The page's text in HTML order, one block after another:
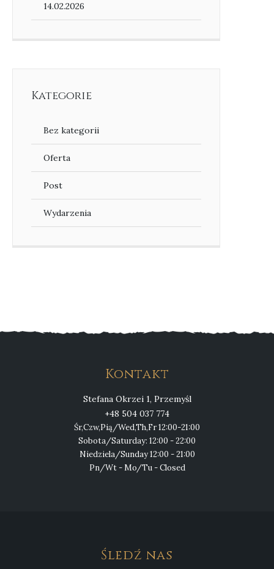
14.02.2026
Kategorie
Bez kategorii
Oferta
Post
Wydarzenia
Kontakt
Stefana Okrzei 1, Przemyśl
+48 504 037 774
Śr,Czw,Pią/Wed,Th,Fr 12:00-21:00
Sobota/Saturday: 12:00 - 22:00
Niedziela/Sunday 12:00 - 21:00
Pn/Wt - Mo/Tu - Closed
Śledź nas